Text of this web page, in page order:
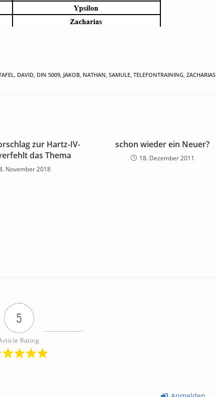
DAVID DIN 5009 JAKOB NATHAN SAMULE TELEFONTRAINING ZACHARIAS
zur Hartz-IV-
das Thema
November 2018
schon wieder ein Neuer?
18. Dezember 2011
5
Rating